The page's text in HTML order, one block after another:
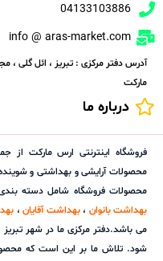
04133103886
info @ aras-market.com
آدرس دفتر مرکزی : تبریز ، ائل گلی ،
مارکت
درباره ما
فروشگاه اینترنتی ارس مارکت از
محصولات آرایشی و بهداشتی و
محصولات فروشگاه شامل دسته
بهداشت بانوان ،بهداشت آقایان،
می باشد.دفتر مرکزی ما در شهر
شود. تلاش ما بر این است که